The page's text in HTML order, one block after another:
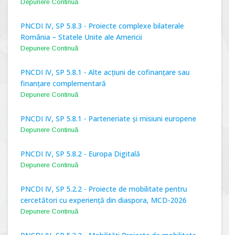
Depunere Continuă
PNCDI IV, SP 5.8.3 - Proiecte complexe bilaterale
România – Statele Unite ale Americii
Depunere Continuă
PNCDI IV, SP 5.8.1 - Alte acțiuni de cofinanțare sau
finanțare complementară
Depunere Continuă
PNCDI IV, SP 5.8.1 - Parteneriate și misiuni europene
Depunere Continuă
PNCDI IV, SP 5.8.2 - Europa Digitală
Depunere Continuă
PNCDI IV, SP 5.2.2 - Proiecte de mobilitate pentru
cercetători cu experiență din diaspora, MCD-2026
Depunere Continuă